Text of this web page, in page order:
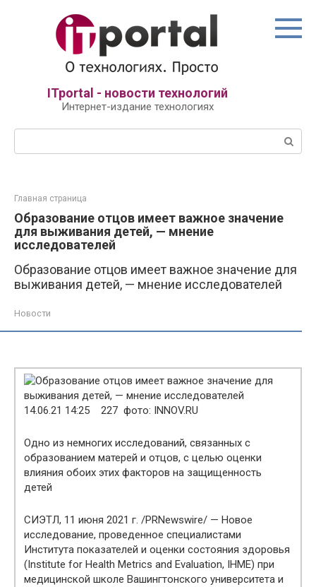
ITportal - новости технологий
Интернет-издание технологиях
Поиск:
Главная страница
Образование отцов имеет важное значение
для выживания детей, — мнение
исследователей
Образование отцов имеет важное значение для
выживания детей, — мнение исследователей
Новости
14.06.21 14:25 227 фото: INNOV.RU
Одно из немногих исследований, связанных с
образованием матерей и отцов, с целью оценки
влияния обоих этих факторов на защищенность
детей
СИЭТЛ, 11 июня 2021 г. /PRNewswire/ — Новое
исследование, проведенное специалистами
Института показателей и оценки состояния здоровья
(Institute for Health Metrics and Evaluation, IHME) при
медицинской школе Вашингтонского университета и